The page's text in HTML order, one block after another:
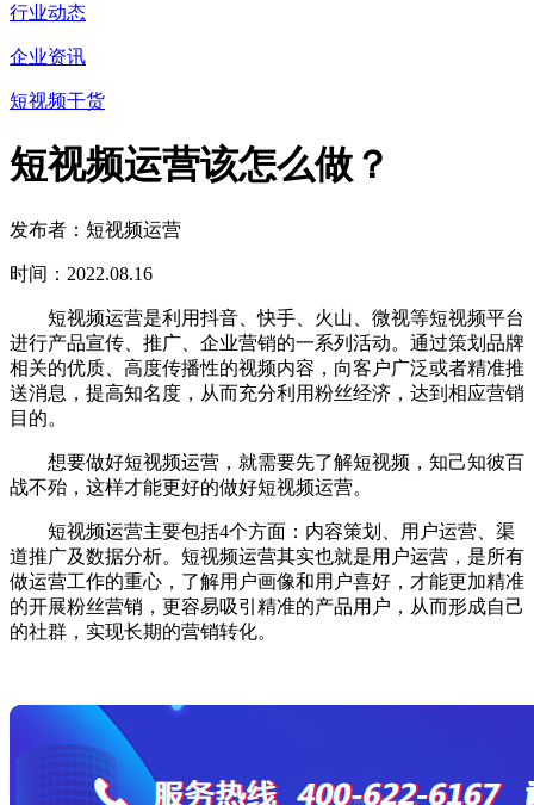
行业动态
企业资讯
短视频干货
短视频运营该怎么做？
发布者：短视频运营
时间：2022.08.16
短视频运营是利用抖音、快手、火山、微视等短视频平台
进行产品宣传、推广、企业营销的一系列活动。通过策划品牌
相关的优质、高度传播性的视频内容，向客户广泛或者精准推
送消息，提高知名度，从而充分利用粉丝经济，达到相应营销
目的。
想要做好短视频运营，就需要先了解短视频，知己知彼百
战不殆，这样才能更好的做好短视频运营。
短视频运营主要包括4个方面：内容策划、用户运营、渠
道推广及数据分析。短视频运营其实也就是用户运营，是所有
做运营工作的重心，了解用户画像和用户喜好，才能更加精准
的开展粉丝营销，更容易吸引精准的产品用户，从而形成自己
的社群，实现长期的营销转化。